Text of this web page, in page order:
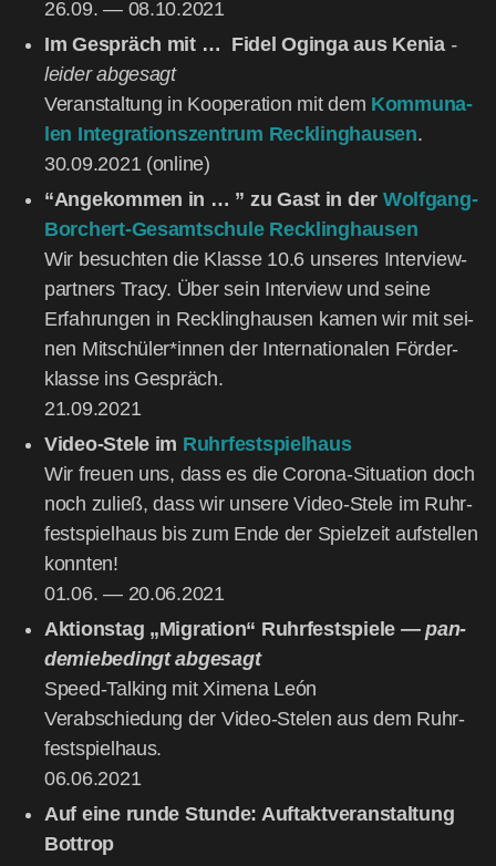
26.09. — 08.10.2021
Im Gespräch mit … Fidel Oginga aus Kenia -
lei­der abge­sagt
Ver­an­stal­tung in Koope­ra­ti­on mit dem Kom­mu­na­
len Inte­gra­ti­ons­zen­trum Reck­ling­hau­sen.
30.09.2021 (online)
“Ange­kom­men in … ” zu Gast in der Wolf­gang-
Bor­chert-Gesamt­schu­le Reck­ling­hau­sen
Wir besuch­ten die Klas­se 10.6 unse­res Inter­view­
part­ners Tra­cy. Über sein Inter­view und sei­ne
Erfah­run­gen in Reck­ling­hau­sen kamen wir mit sei­
nen Mitschüler*innen der Inter­na­tio­na­len För­der­
klas­se ins Gespräch.
21.09.2021
Video-Ste­le im Ruhr­fest­spiel­haus
Wir freu­en uns, dass es die Coro­na-Situa­ti­on doch
noch zuließ, dass wir unse­re Video-Ste­le im Ruhr­
fest­spiel­haus bis zum Ende der Spiel­zeit auf­stel­len
konn­ten!
01.06. — 20.06.2021
Akti­ons­tag „Migra­ti­on“ Ruhr­fest­spie­le —pan­
de­mie­be­dingt abge­sagt
Speed-Tal­king mit Xime­na León
Ver­ab­schie­dung der Video-Ste­len aus dem Ruhr­
fest­spiel­haus.
06.06.2021
Auf eine run­de Stun­de: Auf­takt­ver­an­stal­tung
Bot­trop